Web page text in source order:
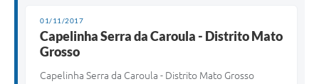
01/11/2017
Capelinha Serra da Caroula - Distrito Mato
Grosso
Capelinha Serra da Caroula - Distrito Mato Grosso